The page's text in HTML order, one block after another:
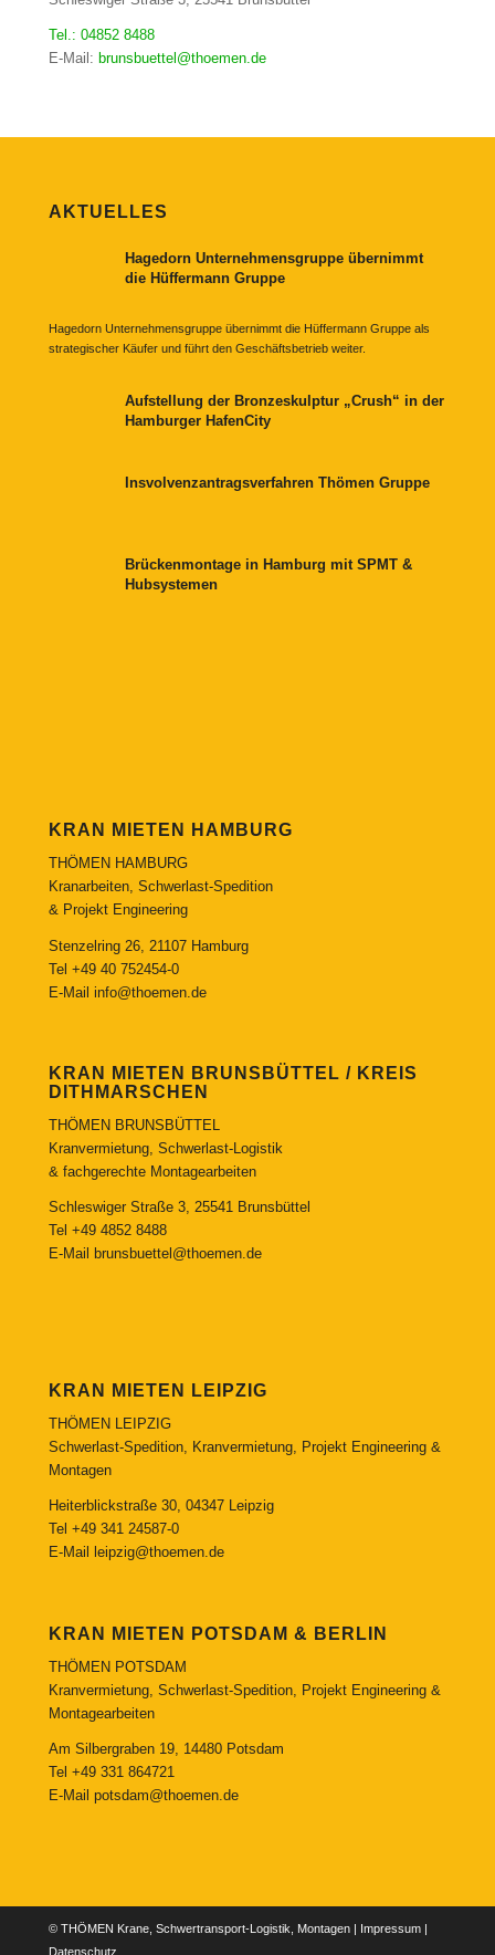
Tel.: 04852 8488
E-Mail: brunsbuettel@thoemen.de
AKTUELLES
Hagedorn Unternehmensgruppe übernimmt
die Hüffermann Gruppe
Hagedorn Unternehmensgruppe übernimmt die Hüffermann Gruppe als
strategischer Käufer und führt den Geschäftsbetrieb weiter.
Aufstellung der Bronzeskulptur „Crush“ in der
Hamburger HafenCity
Insvolvenzantragsverfahren Thömen Gruppe
Brückenmontage in Hamburg mit SPMT &
Hubsystemen
KRAN MIETEN HAMBURG
THÖMEN HAMBURG
Kranarbeiten, Schwerlast-Spedition
& Projekt Engineering
Stenzelring 26, 21107 Hamburg
Tel +49 40 752454-0
E-Mail info@thoemen.de
KRAN MIETEN BRUNSBÜTTEL / KREIS
DITHMARSCHEN
THÖMEN BRUNSBÜTTEL
Kranvermietung, Schwerlast-Logistik
& fachgerechte Montagearbeiten
Schleswiger Straße 3, 25541 Brunsbüttel
Tel +49 4852 8488
E-Mail
brunsbuettel@thoemen.de
KRAN MIETEN LEIPZIG
THÖMEN LEIPZIG
Schwerlast-Spedition, Kranvermietung, Projekt Engineering &
Montagen
Heiterblickstraße 30, 04347 Leipzig
Tel +49 341 24587-0
E-Mail
leipzig@thoemen.de
KRAN MIETEN POTSDAM & BERLIN
THÖMEN POTSDAM
Kranvermietung, Schwerlast-Spedition, Projekt Engineering &
Montagearbeiten
Am Silbergraben 19, 14480 Potsdam
Tel +49 331 864721
E-Mail potsdam@thoemen.de
© THÖMEN Krane, Schwertransport-Logistik, Montagen | Impressum|
Datenschutz